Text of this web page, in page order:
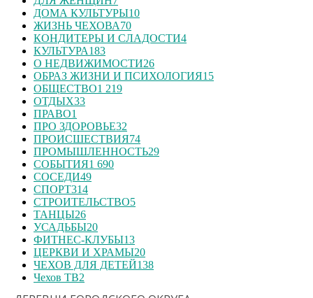
ДОМА КУЛЬТУРЫ10
ЖИЗНЬ ЧЕХОВА70
КОНДИТЕРЫ И СЛАДОСТИ4
КУЛЬТУРА183
О НЕДВИЖИМОСТИ26
ОБРАЗ ЖИЗНИ И ПСИХОЛОГИЯ15
ОБЩЕСТВО1 219
ОТДЫХ33
ПРАВО1
ПРО ЗДОРОВЬЕ32
ПРОИСШЕСТВИЯ74
ПРОМЫШЛЕННОСТЬ29
СОБЫТИЯ1 690
СОСЕДИ49
СПОРТ314
СТРОИТЕЛЬСТВО5
ТАНЦЫ26
УСАДЬБЫ20
ФИТНЕС-КЛУБЫ13
ЦЕРКВИ И ХРАМЫ20
ЧЕХОВ ДЛЯ ДЕТЕЙ138
Чехов ТВ2